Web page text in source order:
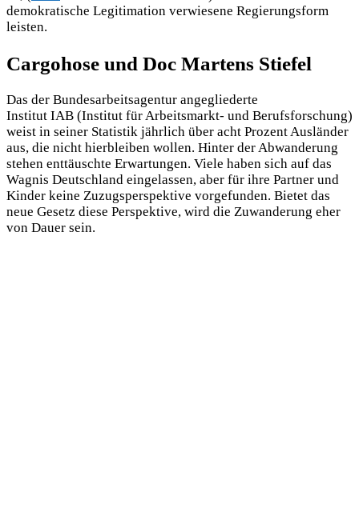
demokratische Legitimation verwiesene Regierungsform
leisten.
Cargohose und Doc Martens Stiefel
Das der Bundesarbeitsagentur angegliederte
Institut IAB (Institut für Arbeitsmarkt- und Berufsforschung)
weist in seiner Statistik jährlich über acht Prozent Ausländer
aus, die nicht hierbleiben wollen. Hinter der Abwanderung
stehen enttäuschte Erwartungen. Viele haben sich auf das
Wagnis Deutschland eingelassen, aber für ihre Partner und
Kinder keine Zuzugsperspektive vorgefunden. Bietet das
neue Gesetz diese Perspektive, wird die Zuwanderung eher
von Dauer sein.